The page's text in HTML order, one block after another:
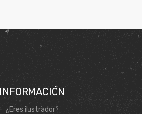
INFORMACIÓN
¿Eres ilustrador?